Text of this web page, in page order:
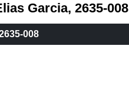
Garcia, 2635-008
008